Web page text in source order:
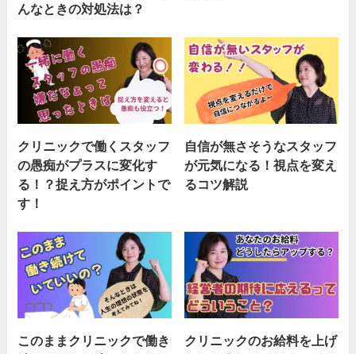
んなときの対処法は？
クリニックで働くスタッフ
の愚痴がプラスに変化す
る！？捉え方がポイントで
す！
自信が無さそうなスタッフ
が元気になる！視点を変え
るコツ解説
このままクリニックで働き
クリニックのお給料を上げ